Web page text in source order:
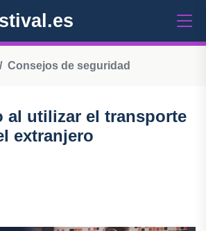
Consejos de seguridad
al utilizar el transporte
extranjero